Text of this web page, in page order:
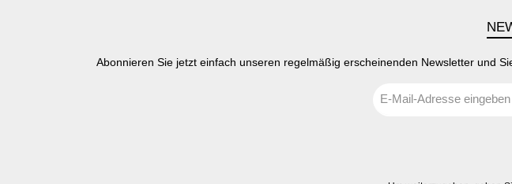
Abonnieren Sie jetzt einfach unseren regelmäßig erscheinenden Newsletter und